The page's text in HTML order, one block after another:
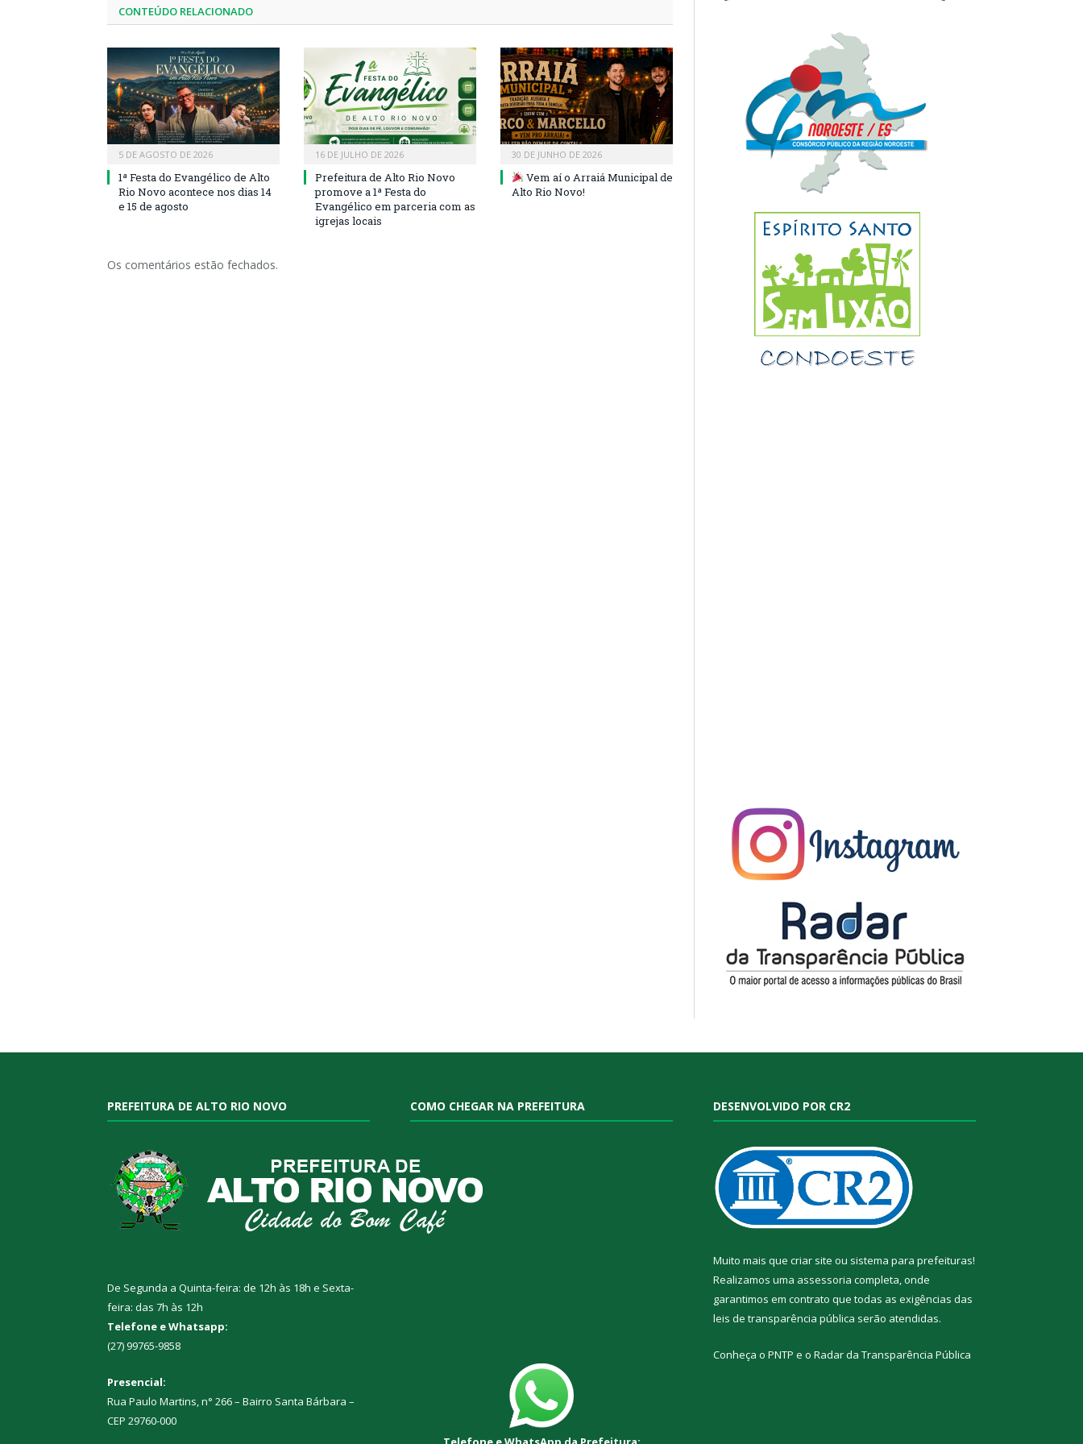
CONTEÚDO RELACIONADO
5 DE AGOSTO DE 2026
1ª Festa do Evangélico de Alto
Rio Novo acontece nos dias 14
e 15 de agosto
16 DE JULHO DE 2026
Prefeitura de Alto Rio Novo
promove a 1ª Festa do
Evangélico em parceria com as
igrejas locais
30 DE JUNHO DE 2026
Vem aí o Arraiá Municipal de
Alto Rio Novo!
Os comentários estão fechados.
PREFEITURA DE ALTO RIO NOVO
De Segunda a Quinta-feira: de 12h às 18h e Sexta-
feira: das 7h às 12h
Telefone e Whatsapp:
(27) 99765-9858
Presencial:
Rua Paulo Martins, n° 266 – Bairro Santa Bárbara –
CEP 29760-000
COMO CHEGAR NA PREFEITURA DESENVOLVIDO POR CR2
Muito mais que criar site ou sistema para prefeituras!
Realizamos uma assessoria completa, onde
garantimos em contrato que todas as exigências das
leis de transparência pública serão atendidas.
Conheça o PNTP e o Radar da Transparência Pública